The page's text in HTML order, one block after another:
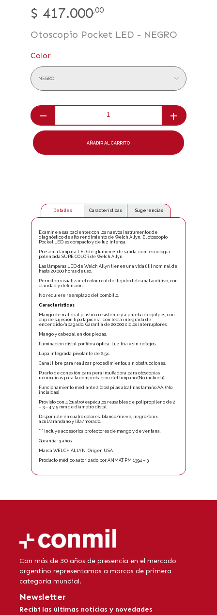
$ 417.000,00
Otoscopio Pocket LED - NEGRO
Color
NEGRO
AÑADIR AL CARRITO
Detalles
Examine a sus pacientes con los nuevos instrumentos de
diagnóstico de alto rendimiento de Welch Allyn. El otoscopio
Pocket LED es compacto y de luz intensa.
Presenta lámpara LED de 3 lúmenes de salida, con tecnología
patentada SURE COLOR de Welch Allyn.
Las lámparas LED de Welch Allyn tienen una vida útil nominal de
hasta 20.000 horas de uso.
Permiten visualizar el color real del tejido del canal auditivo, con
claridad y definición.
No requiere reemplazo del bombillo.
Características
Mango de material plástico resistente y a prueba de golpes, con
clip de sujeción tipo lapicera, con tecla integrada de
encendido/apagado. Garantía de 20.000 ciclos interruptores.
Mango y cabezal en dos piezas.
Iluminación distal por fibra óptica. Luz fría y sin reflejos.
Lupa integrada pivotante de 2.5x.
Canal libre para realizar procedimientos, sin obstrucciones.
Puerto de conexión para pera insufladora para otoscopías
neumáticas para la comprobación del tímpano (No incluida).
Funcionamiento mediante 2 (dos) pilas alcalinas tamaño AA. (No
incluidas)
Provisto con 4 (cuatro) espéculos reusables de polipropileno de 2
– 3 – 4 y 5 mm de diámetro distal.
Disponible en cuatro colores: blanco/nieve, negro/onix,
azul/arándano y lila/morado.
*** incluye accesorios protectores de mango y de ventana.
Garantía: 3 años.
Marca WELCH ALLYN. Origen USA.
Producto médico autorizado por ANMAT PM 1394 – 3
Características Sugerencias
Con más de 30 años de presencia en el mercado
argentino representamos a marcas de primera
categoría mundial.
Newsletter
Recibí las últimas noticias y novedades